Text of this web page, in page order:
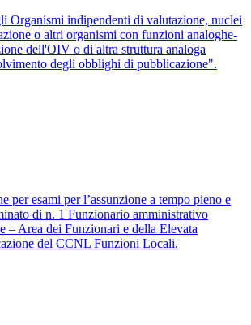
Organismi indipendenti di valutazione, nuclei
o altri organismi con funzioni analoghe-
dell'OIV o di altra struttura analoga
degli obblighi di pubblicazione".
per esami per l’assunzione a tempo pieno e
di n. 1 Funzionario amministrativo
– Area dei Funzionari e della Elevata
del CCNL Funzioni Locali.